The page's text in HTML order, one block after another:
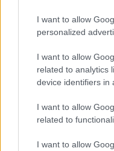
I want to allow
personalized
I want to allow
related to analytics
device identifiers in
I want to allow
related to
I want to allow
διακομίσει μέχρι
δύσπνοια λόγω